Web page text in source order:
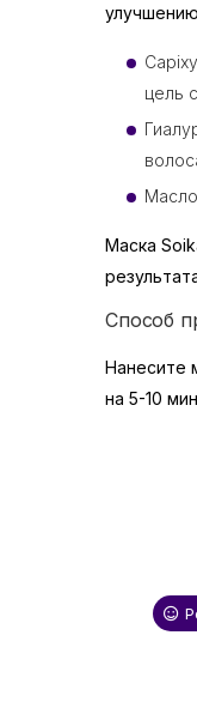
цель
Маска
Способ
Нанесите
на 5-10